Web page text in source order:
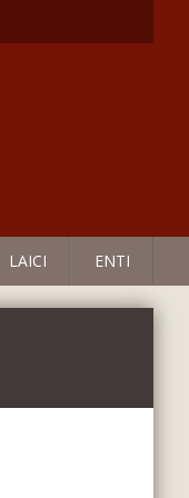
LAICI ENTI